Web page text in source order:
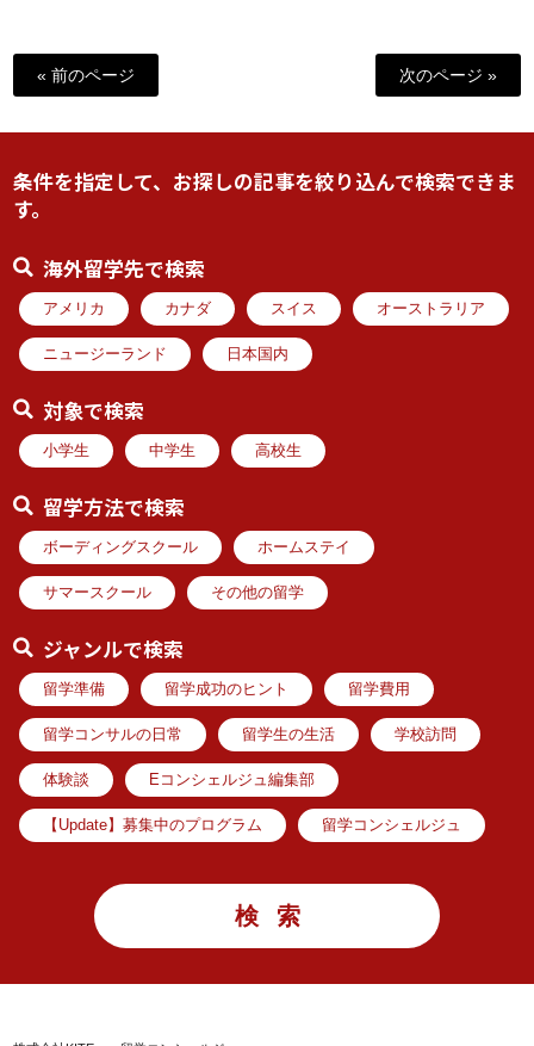
« 前のページ 次のページ »
条件を指定して、お探しの記事を絞り込んで検索できま
す。
海外留学先で検索
アメリカ カナダ スイス オーストラリア
ニュージーランド 日本国内
対象で検索
小学生 中学生 高校生
留学方法で検索
ボーディングスクール ホームステイ
サマースクール その他の留学
ジャンルで検索
留学準備 留学成功のヒント 留学費用
留学コンサルの日常 留学生の生活 学校訪問
体験談 Eコンシェルジュ編集部
【Update】募集中のプログラム 留学コンシェルジュ